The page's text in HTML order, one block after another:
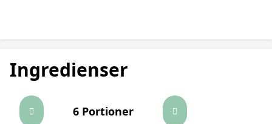
Ingredienser
6 Portioner